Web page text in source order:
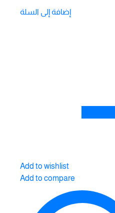
إضافة إلى السلة
Add to wishlist
Add to compare